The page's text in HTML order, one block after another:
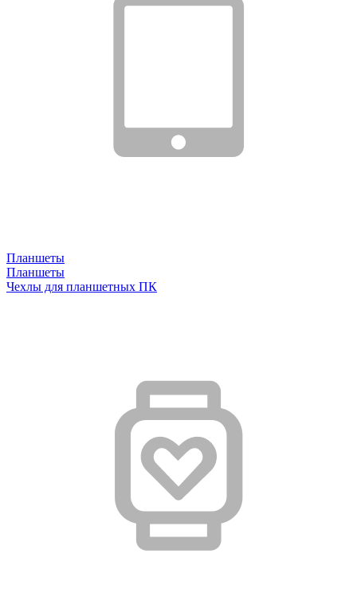
Планшеты
Планшеты
Чехлы для планшетных ПК